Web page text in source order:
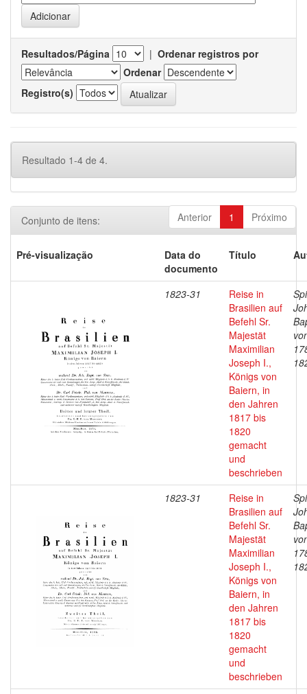
Resultados/Página | Ordenar registros por
Ordenar
Registro(s)
Resultado 1-4 de 4.
Anterior 1 Próximo
Conjunto de itens:
Pré-visualização
Data do
documento
Título
1823-31
Reise in
Brasilien auf
Befehl Sr.
Majestät
Maximilian
Joseph I.,
Königs von
Baiern, in
den Jahren
1817 bis
1820
gemacht
und
beschrieben
1823-31
Reise in
Brasilien auf
Befehl Sr.
Majestät
Maximilian
Joseph I.,
Königs von
Baiern, in
den Jahren
1817 bis
1820
gemacht
und
beschrieben